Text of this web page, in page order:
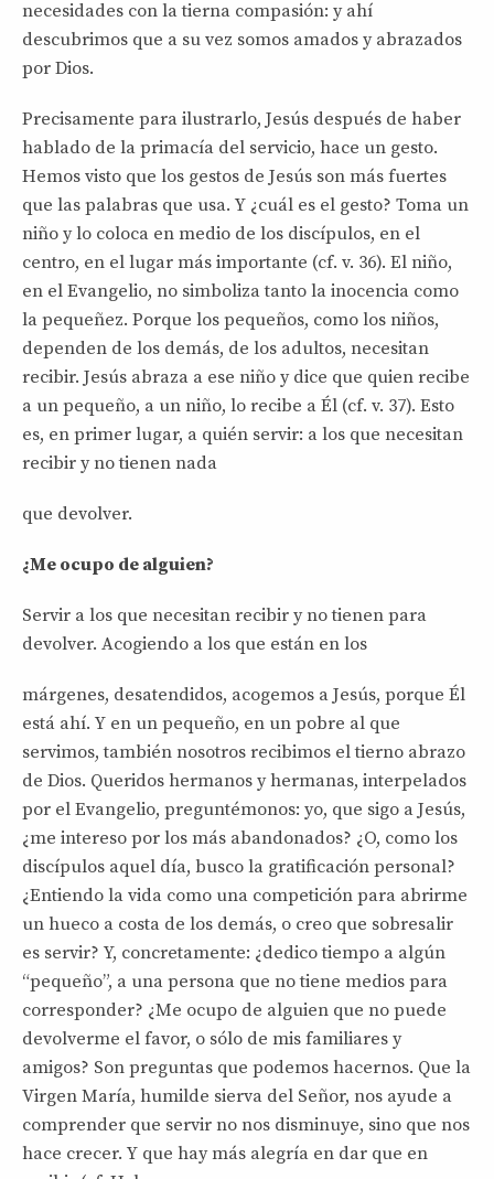
necesidades con la tierna compasión: y ahí
descubrimos que a su vez somos amados y abrazados
por Dios.
Precisamente para ilustrarlo, Jesús después de haber
hablado de la primacía del servicio, hace un gesto.
Hemos visto que los gestos de Jesús son más fuertes
que las palabras que usa. Y ¿cuál es el gesto? Toma un
niño y lo coloca en medio de los discípulos, en el
centro, en el lugar más importante (cf. v. 36). El niño,
en el Evangelio, no simboliza tanto la inocencia como
la pequeñez. Porque los pequeños, como los niños,
dependen de los demás, de los adultos, necesitan
recibir. Jesús abraza a ese niño y dice que quien recibe
a un pequeño, a un niño, lo recibe a Él (cf. v. 37). Esto
es, en primer lugar, a quién servir: a los que necesitan
recibir y no tienen nada
que devolver.
¿Me ocupo de alguien?
Servir a los que necesitan recibir y no tienen para
devolver. Acogiendo a los que están en los
márgenes, desatendidos, acogemos a Jesús, porque Él
está ahí. Y en un pequeño, en un pobre al que
servimos, también nosotros recibimos el tierno abrazo
de Dios. Queridos hermanos y hermanas, interpelados
por el Evangelio, preguntémonos: yo, que sigo a Jesús,
¿me intereso por los más abandonados? ¿O, como los
discípulos aquel día, busco la gratificación personal?
¿Entiendo la vida como una competición para abrirme
un hueco a costa de los demás, o creo que sobresalir
es servir? Y, concretamente: ¿dedico tiempo a algún
“pequeño”, a una persona que no tiene medios para
corresponder? ¿Me ocupo de alguien que no puede
devolverme el favor, o sólo de mis familiares y
amigos? Son preguntas que podemos hacernos. Que la
Virgen María, humilde sierva del Señor, nos ayude a
comprender que servir no nos disminuye, sino que nos
hace crecer. Y que hay más alegría en dar que en